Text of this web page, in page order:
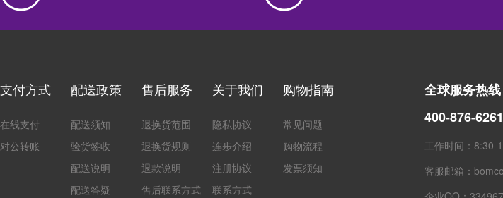
支付方式
在线支付
对公转账
配送政策
配送须知
验货签收
配送说明
配送答疑
售后服务
退换货范围
退换货规则
退款说明
售后联系方式
关于我们
隐私协议
连步介绍
注册协议
联系方式
购物指南
常见问题
购物流程
发票须知
全球服务热线
400-876-6261
工作时间：8:30-
客服邮箱：